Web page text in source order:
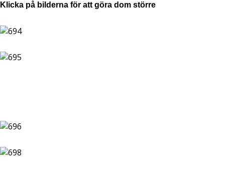
Klicka på bilderna för att göra dom större